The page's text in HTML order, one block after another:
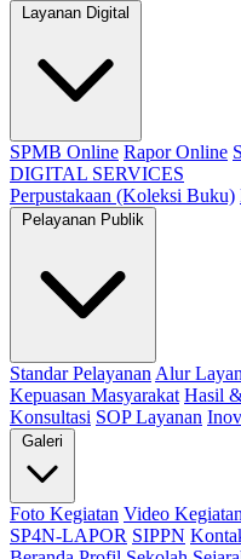
Layanan Digital
SPMB Online Rapor Online
DIGITAL SERVICES
Perpustakaan (Koleksi Buku)
Pelayanan Publik
Standar Pelayanan Alur
Kepuasan Masyarakat Hasil
Konsultasi SOP Layanan
Galeri
Foto Kegiatan Video Kegiatan
SP4N-LAPOR SIPPN